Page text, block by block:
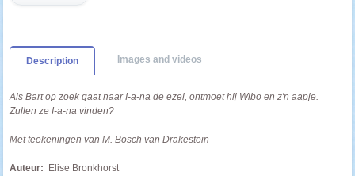
Description Images and videos
Als Bart op zoek gaat naar I-a-na de ezel, ontmoet hij Wibo en z'n aapje.
Zullen ze I-a-na vinden?
Met teekeningen van M. Bosch van Drakestein
Auteur: Elise Bronkhorst